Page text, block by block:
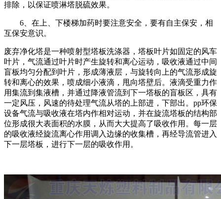
排除，以保证喷淋塔脱硫效果。
6、在上、下楼梯加药时要注意安全，要有自主保安，相
互保安意识。
废弃净化塔是一种喷射型塔板洗涤器，塔板叶片如固定的风车
叶片，气流通过叶片时产生旋转和离心运动，吸收液通过中间
盲板均匀分配到叶片，形成薄液层，与旋转向上的气流形成旋
转和离心的效果，喷成细小液滴，甩向塔壁后。液滴受重力作
用集流到集液槽，并通过降液管流到下一塔板的盲板区，具有
一定风压，风速的待处理气流从塔的上部进，下部出。pp环保
设备气流与吸收液在塔内作相对运动，并在旋流塔板的结构部
位形成很大表面积的水膜，从而大大提高了吸收作用。每一层
的吸收液经旋流离心作用调入边缘的收集槽，再经导流管进入
下一层塔板，进行下一层的吸收作用。